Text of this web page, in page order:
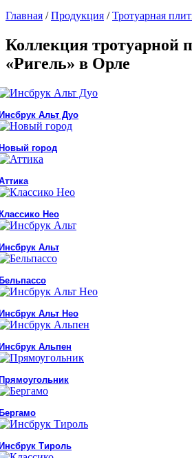
Главная /Продукция /Тротуарная
Коллекция тротуарной
«Ригель» в Орле
Альт Дуо
город
Нео
Альт
Альт Нео
Альпен
Тироль